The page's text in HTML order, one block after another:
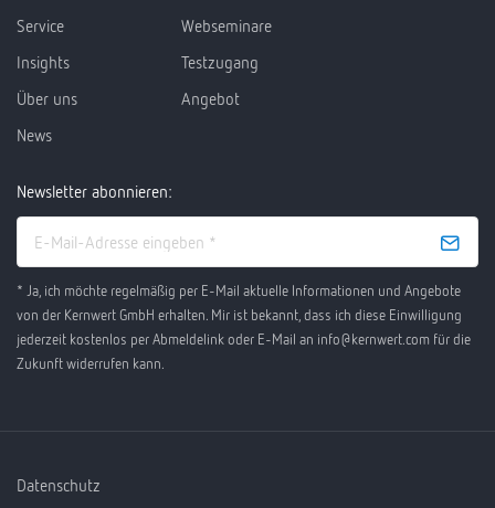
Service
Insights
Über uns
News
Webseminare
Testzugang
Angebot
Newsletter abonnieren:
* Ja, ich möchte regelmäßig per E-Mail aktuelle Informationen und Angebote
von der Kernwert GmbH erhalten. Mir ist bekannt, dass ich diese Einwilligung
jederzeit kostenlos per Abmeldelink oder E-Mail an info@kernwert.com für die
Zukunft widerrufen kann.
Datenschutz